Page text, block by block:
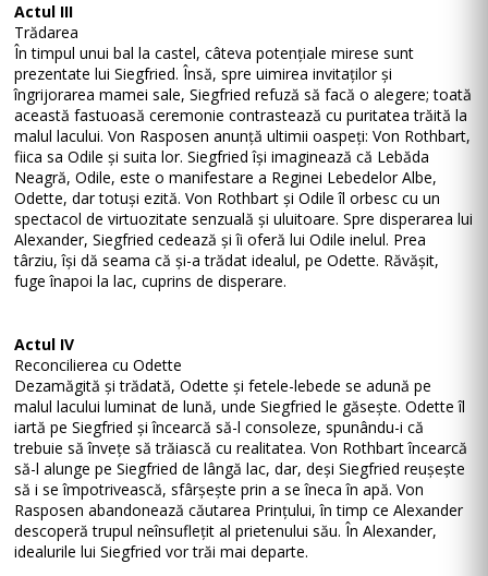
Actul III
Trădarea
În timpul unui bal la castel, câteva potențiale mirese sunt
prezentate lui Siegfried. Însă, spre uimirea invitaților și
îngrijorarea mamei sale, Siegfried refuză să facă o alegere; toată
această fastuoasă ceremonie contrastează cu puritatea trăită la
malul lacului. Von Rasposen anunță ultimii oaspeți: Von Rothbart,
fiica sa Odile și suita lor. Siegfried își imaginează că Lebăda
Neagră, Odile, este o manifestare a Reginei Lebedelor Albe,
Odette, dar totuși ezită. Von Rothbart și Odile îl orbesc cu un
spectacol de virtuozitate senzuală și uluitoare. Spre disperarea lui
Alexander, Siegfried cedează și îi oferă lui Odile inelul. Prea
târziu, își dă seama că și-a trădat idealul, pe Odette. Răvășit,
fuge înapoi la lac, cuprins de disperare.
Actul IV
Reconcilierea cu Odette
Dezamăgită și trădată, Odette și fetele-lebede se adună pe
malul lacului luminat de lună, unde Siegfried le găsește. Odette îl
iartă pe Siegfried și încearcă să-l consoleze, spunându-i că
trebuie să învețe să trăiască cu realitatea. Von Rothbart încearcă
să-l alunge pe Siegfried de lângă lac, dar, deși Siegfried reușește
să i se împotrivească, sfârșește prin a se îneca în apă. Von
Rasposen abandonează căutarea Prințului, în timp ce Alexander
descoperă trupul neînsuflețit al prietenului său. În Alexander,
idealurile lui Siegfried vor trăi mai departe.